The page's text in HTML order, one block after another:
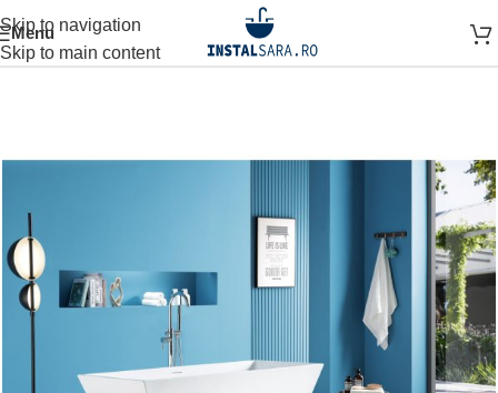
Skip to navigation
Skip to main content
Menu CAZI SI PARAVANE CADA CADA FREESTANDING